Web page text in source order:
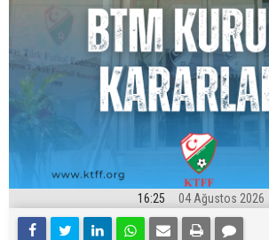
16:25 04 Ağustos 2026